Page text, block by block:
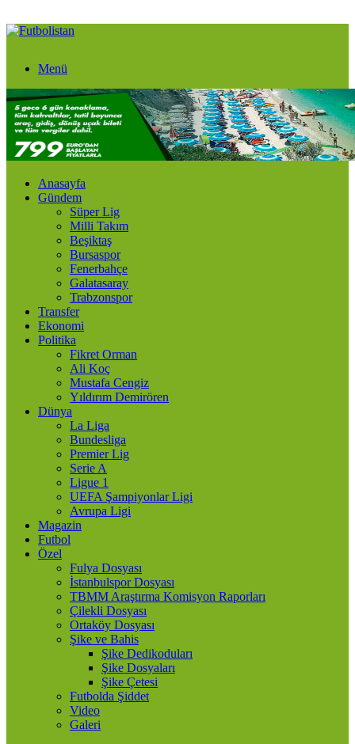
Menü
Anasayfa
Gündem
Süper Lig
Milli Takım
Beşiktaş
Bursaspor
Fenerbahçe
Galatasaray
Trabzonspor
Transfer
Ekonomi
Politika
Fikret Orman
Ali Koç
Mustafa Cengiz
Yıldırım Demirören
Dünya
La Liga
Bundesliga
Premier Lig
Serie A
Ligue 1
UEFA Şampiyonlar Ligi
Avrupa Ligi
Magazin
Futbol
Özel
Fulya Dosyası
İstanbulspor Dosyası
TBMM Araştırma Komisyon Raporları
Çilekli Dosyası
Ortaköy Dosyası
Şike ve Bahis
Şike Dedikoduları
Şike Dosyaları
Şike Çetesi
Futbolda Şiddet
Video
Galeri